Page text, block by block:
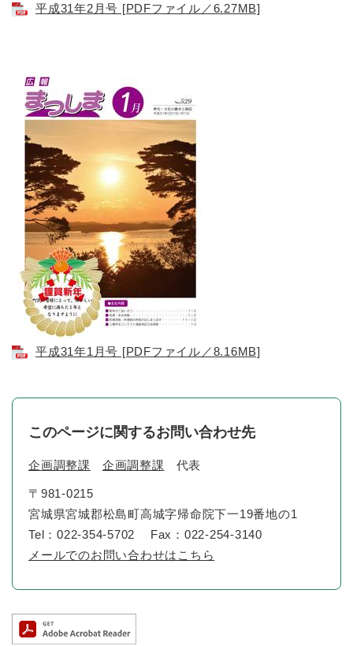
平成31年2月号 [PDFファイル／6.27MB]
平成31年1月号 [PDFファイル／8.16MB]
このページに関するお問い合わせ先
企画調整課 企画調整課 代表
〒981-0215
宮城県宮城郡松島町高城字帰命院下一19番地の1
Tel：022-354-5702
Fax：022-254-3140
メールでのお問い合わせはこちら